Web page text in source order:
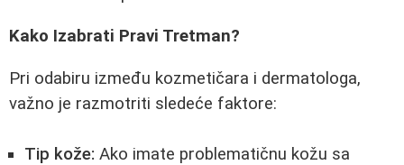
Kako Izabrati Pravi Tretman?
Pri odabiru između kozmetičara i dermatologa,
važno je razmotriti sledeće faktore:
Tip kože: Ako imate problematičnu kožu sa